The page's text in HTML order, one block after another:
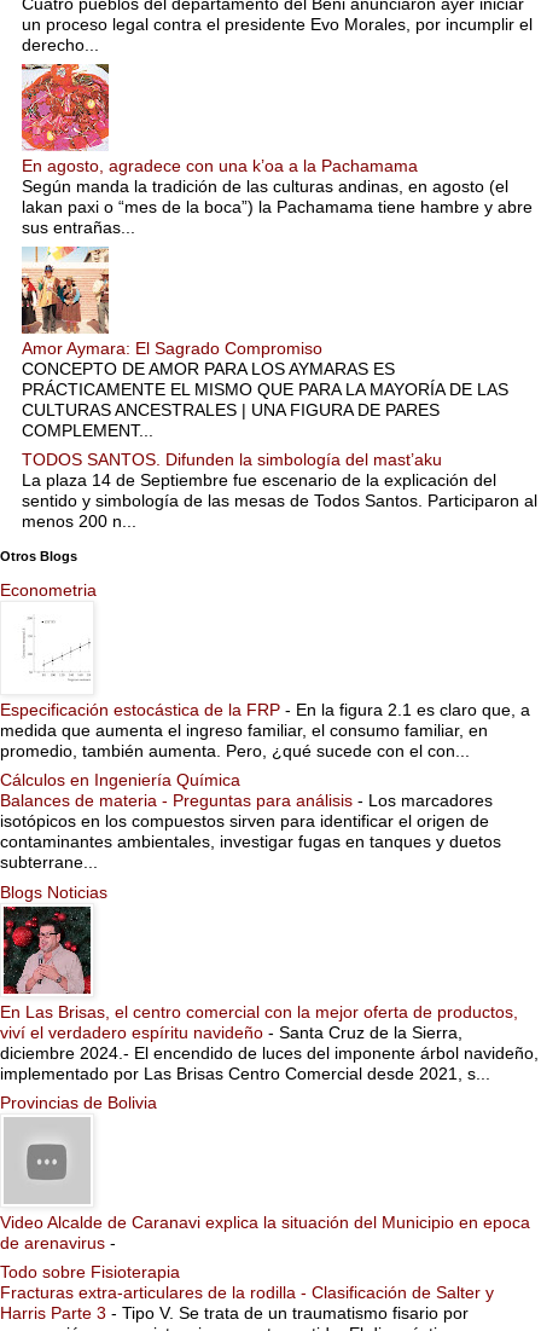
un proceso legal contra el presidente Evo Morales, por incumplir el
derecho...
En agosto, agradece con una k’oa a la Pachamama
Según manda la tradición de las culturas andinas, en agosto (el
lakan paxi o “mes de la boca”) la Pachamama tiene hambre y abre
sus entrañas...
Amor Aymara: El Sagrado Compromiso
CONCEPTO DE AMOR PARA LOS AYMARAS ES
PRÁCTICAMENTE EL MISMO QUE PARA LA MAYORÍA DE LAS
CULTURAS ANCESTRALES | UNA FIGURA DE PARES
COMPLEMENT...
TODOS SANTOS. Difunden la simbología del mast’aku
La plaza 14 de Septiembre fue escenario de la explicación del
sentido y simbología de las mesas de Todos Santos. Participaron al
menos 200 n...
Otros Blogs
Econometria
Especificación estocástica de la FRP - En la figura 2.1 es claro que, a
medida que aumenta el ingreso familiar, el consumo familiar, en
promedio, también aumenta. Pero, ¿qué sucede con el con...
Cálculos en Ingeniería Química
Balances de materia - Preguntas para análisis - Los marcadores
isotópicos en los compuestos sirven para identificar el origen de
contaminantes ambientales, investigar fugas en tanques y duetos
subterrane...
Blogs Noticias
En Las Brisas, el centro comercial con la mejor oferta de productos,
viví el verdadero espíritu navideño - Santa Cruz de la Sierra,
diciembre 2024.- El encendido de luces del imponente árbol navideño,
implementado por Las Brisas Centro Comercial desde 2021, s...
Provincias de Bolivia
Video Alcalde de Caranavi explica la situación del Municipio en epoca
de arenavirus -
Todo sobre Fisioterapia
Fracturas extra-articulares de la rodilla - Clasificación de Salter y
Harris Parte 3 - Tipo V. Se trata de un traumatismo fisario por